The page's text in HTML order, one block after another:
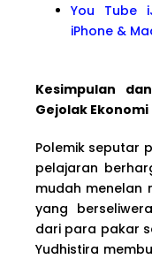
You Tube
iPhone &
Kesimpulan
Gejolak Ekonomi
Polemik seputar
pelajaran
mudah menelan
yang
dari para pakar
Yudhistira